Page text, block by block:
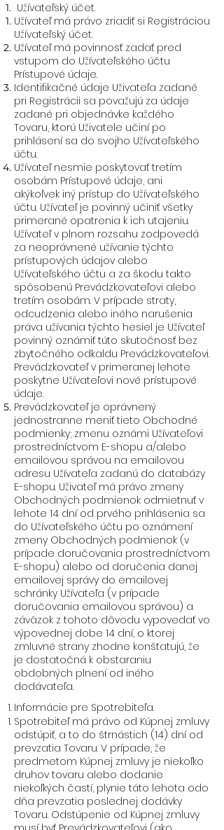
Užívateľský účet.
Užívateľ má právo zriadiť si Registráciou
Užívateľský účet.
Užívateľ má povinnosť zadať pred
vstupom do Užívateľského účtu
Prístupové údaje.
Identifikačné údaje Uživateľa zadané
pri Registrácii sa považujú za údaje
zadané pri objednávke každého
Tovaru, ktorú Uživatele učiní po
prihlásení sa do svojho Užívateľského
účtu.
Užívateľ nesmie poskytovať tretím
osobám Prístupové údaje, ani
akýkoľvek iný prístup do Užívateľského
účtu. Užívateľ je povinný učiniť všetky
primerané opatrenia k ich utajeniu.
Užívateľ v plnom rozsahu zodpovedá
za neoprávnené užívanie týchto
prístupových údajov alebo
Užívateľského účtu a za škodu takto
spôsobenú Prevádzkovateľovi alebo
tretím osobám. V prípade straty,
odcudzenia alebo iného narušenia
práva užívania týchto hesiel je Užívateľ
povinný oznámiť túto skutočnosť bez
zbytočného odkaldu Prevádzkovateľovi.
Prevádzkovateľ v primeranej lehote
poskytne Užívateľovi nové prístupové
údaje.
Prevádzkovateľ je oprávnený
jednostranne meniť tieto Obchodné
podmienky; zmenu oznámi Užívateľovi
prostredníctvom E-shopu a/alebo
emailovou správou na emailovou
adresu Užívateľa zadanú do databázy
E-shopu. Uživateľ má právo zmeny
Obchodných podmienok odmietnuť v
lehote 14 dní od prvého prihlásenia sa
do Užívateľského účtu po oznámení
zmeny Obchodných podmienok (v
prípade doručovania prostredníctvom
E-shopu) alebo od doručenia danej
emailovej správy do emailovej
schránky Užívateľa (v prípade
doručovania emailovou správou) a
záväzok z tohoto dôvodu vypovedať vo
výpovednej dobe 14 dní, o ktorej
zmluvné strany zhodne konštatujú, že
je dostatočná k obstaraniu
obdobných plnení od iného
dodávateľa.
Informácie pre Spotrebiteľa.
Spotrebiteľ má právo od Kúpnej zmluvy
odstúpiť, a to do štrnástich (14) dní od
prevzatia Tovaru. V prípade, že
predmetom Kúpnej zmluvy je niekoľko
druhov tovaru alebo dodanie
niekoľkých častí, plynie táto lehota odo
dňa prevzatia poslednej dodávky
Tovaru. Odstúpenie od Kúpnej zmluvy